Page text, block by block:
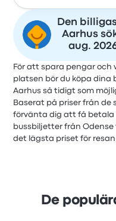
Den
Aarhus
aug.
För att spara pengar och
platsen bör du köpa dina
Aarhus så tidigt som
Baserat på priser från de
förvänta dig att få betala
bussbiljetter från
det lägsta priset för resan
De